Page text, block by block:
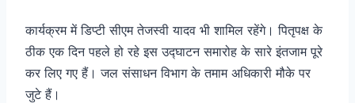
कार्यक्रम में डिप्टी सीएम तेजस्वी यादव भी शामिल रहेंगे। पितृपक्ष के
ठीक एक दिन पहले हो रहे इस उद्घाटन समारोह के सारे इंतजाम पूरे
कर लिए गए हैं। जल संसाधन विभाग के तमाम अधिकारी मौके पर
जुटे हैं।